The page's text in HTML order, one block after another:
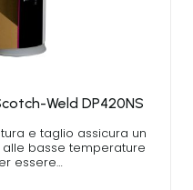
Weld DP420NS
e taglio assicura un
basse temperature
essere…